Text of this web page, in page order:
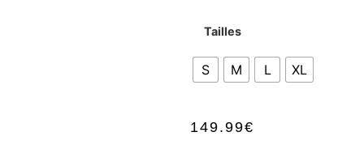
Tailles
S M L XL
149.99€